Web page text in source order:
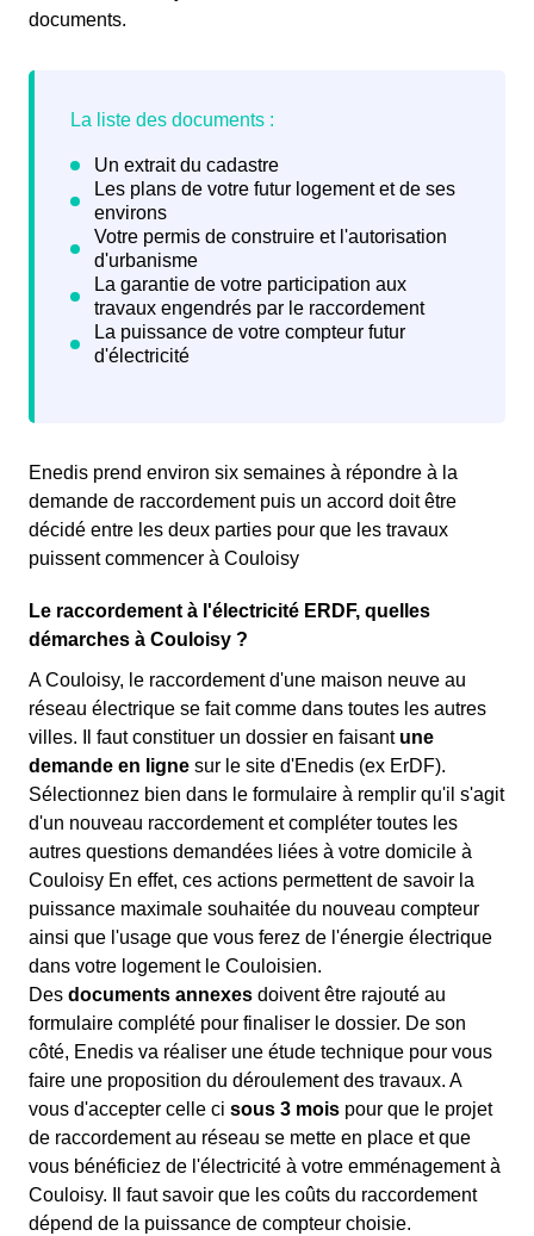
documents.
Enedis prend environ six semaines à répondre à la
demande de raccordement puis un accord doit être
décidé entre les deux parties pour que les travaux
puissent commencer à Couloisy
Le raccordement à l'électricité ERDF, quelles
démarches à Couloisy ?
A Couloisy, le raccordement d'une maison neuve au
réseau électrique se fait comme dans toutes les autres
villes. Il faut constituer un dossier en faisant une
demande en ligne sur le site d'Enedis (ex ErDF).
Sélectionnez bien dans le formulaire à remplir qu'il s'agit
d'un nouveau raccordement et compléter toutes les
autres questions demandées liées à votre domicile à
Couloisy En effet, ces actions permettent de savoir la
puissance maximale souhaitée du nouveau compteur
ainsi que l'usage que vous ferez de l'énergie électrique
dans votre logement le Couloisien.
Des documents annexes doivent être rajouté au
formulaire complété pour finaliser le dossier. De son
côté, Enedis va réaliser une étude technique pour vous
faire une proposition du déroulement des travaux. A
vous d'accepter celle ci sous 3 mois pour que le projet
de raccordement au réseau se mette en place et que
vous bénéficiez de l'électricité à votre emménagement à
Couloisy. Il faut savoir que les coûts du raccordement
dépend de la puissance de compteur choisie.